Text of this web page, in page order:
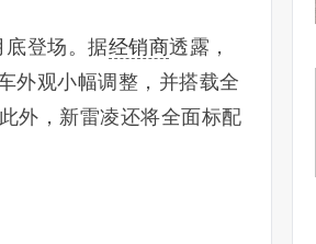
底登场。据经销商透露，
外观小幅调整，并搭载全
外，新雷凌还将全面标配